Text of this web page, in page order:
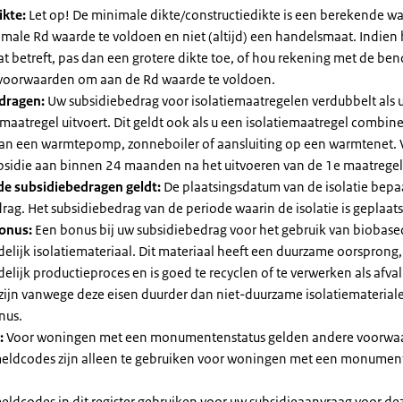
Let op! De minimale dikte/constructiedikte is een berekende
Rd waarde te voldoen en niet (altijd) een handelsmaat. Indien
betreft, pas dan een grotere dikte toe, of hou rekening met de
om aan de Rd waarde te voldoen.
Uw subsidiebedrag voor isolatiemaatregelen verdubbelt als
uitvoert. Dit geldt ook als u een isolatiemaatregel
een warmtepomp, zonneboiler of aansluiting op een warmtenet.
aan binnen 24 maanden na het uitvoeren van de 1e
subsidiebedragen geldt: De plaatsingsdatum van de isolatie
Het subsidiebedrag van de periode waarin de isolatie is
Een bonus bij uw subsidiebedrag voor het gebruik van
isolatiemateriaal. Dit materiaal heeft een duurzame oorsprong,
productieproces en is goed te recyclen of te verwerken als
vanwege deze eisen duurder dan niet-duurzame
Voor woningen met een monumentenstatus gelden andere
zijn alleen te gebruiken voor woningen met een